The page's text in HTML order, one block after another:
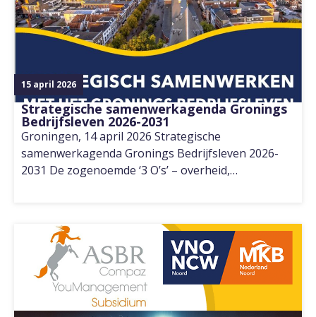
15 april 2026
Strategische samenwerkagenda Gronings
Bedrijfsleven 2026-2031
Groningen, 14 april 2026 Strategische
samenwerkagenda Gronings Bedrijfsleven 2026-
2031 De zogenoemde ‘3 O’s’ – overheid,…